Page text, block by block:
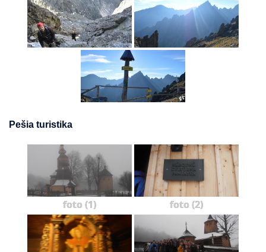
Pešia turistika
foto (1) foto (2)